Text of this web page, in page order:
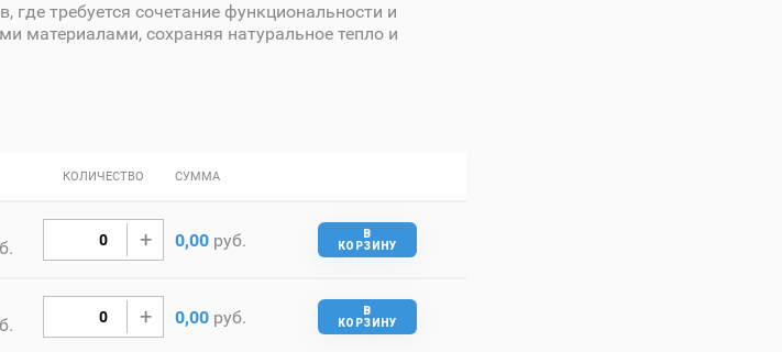
где требуется сочетание функциональности и
материалами, сохраняя натуральное тепло и
КОЛИЧЕСТВО СУММА
0,00 руб.
В
КОРЗИНУ
0,00 руб.
В
КОРЗИНУ